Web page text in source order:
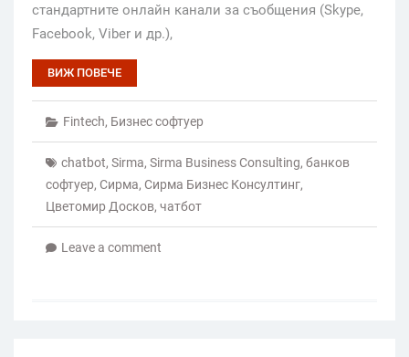
стандартните онлайн канали за съобщения (Skype,
Facebook, Viber и др.),
ВИЖ ПОВЕЧЕ
Fintech, Бизнес софтуер
chatbot, Sirma, Sirma Business Consulting, банков
софтуер, Сирма, Сирма Бизнес Консултинг,
Цветомир Досков, чатбот
Leave a comment